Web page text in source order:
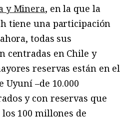
y Minera, en la que la
tiene una participación
todas sus
centradas en Chile y
reservas están en el
–de 10.000
y con reservas que
100 millones de